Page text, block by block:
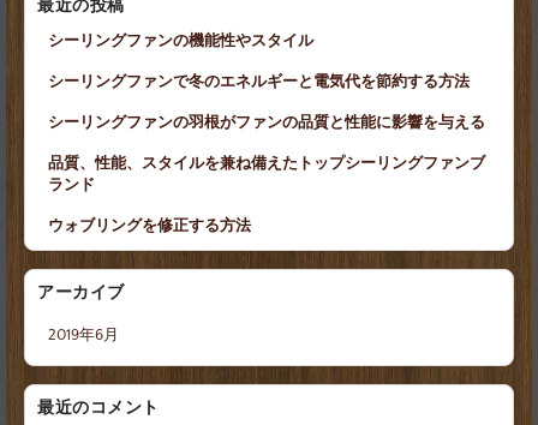
最近の投稿
シーリングファンの機能性やスタイル
シーリングファンで冬のエネルギーと電気代を節約する方法
シーリングファンの羽根がファンの品質と性能に影響を与える
品質、性能、スタイルを兼ね備えたトップシーリングファンブ
ランド
ウォブリングを修正する方法
アーカイブ
2019年6月
最近のコメント